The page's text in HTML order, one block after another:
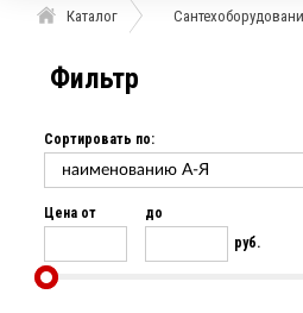
Каталог
Фильтр
Сортировать по:
Цена от
до
руб.